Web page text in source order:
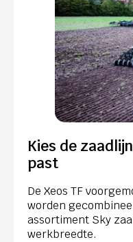
Kies de
past
De Xeos TF
worden
assortiment Sky
werkbreedte.